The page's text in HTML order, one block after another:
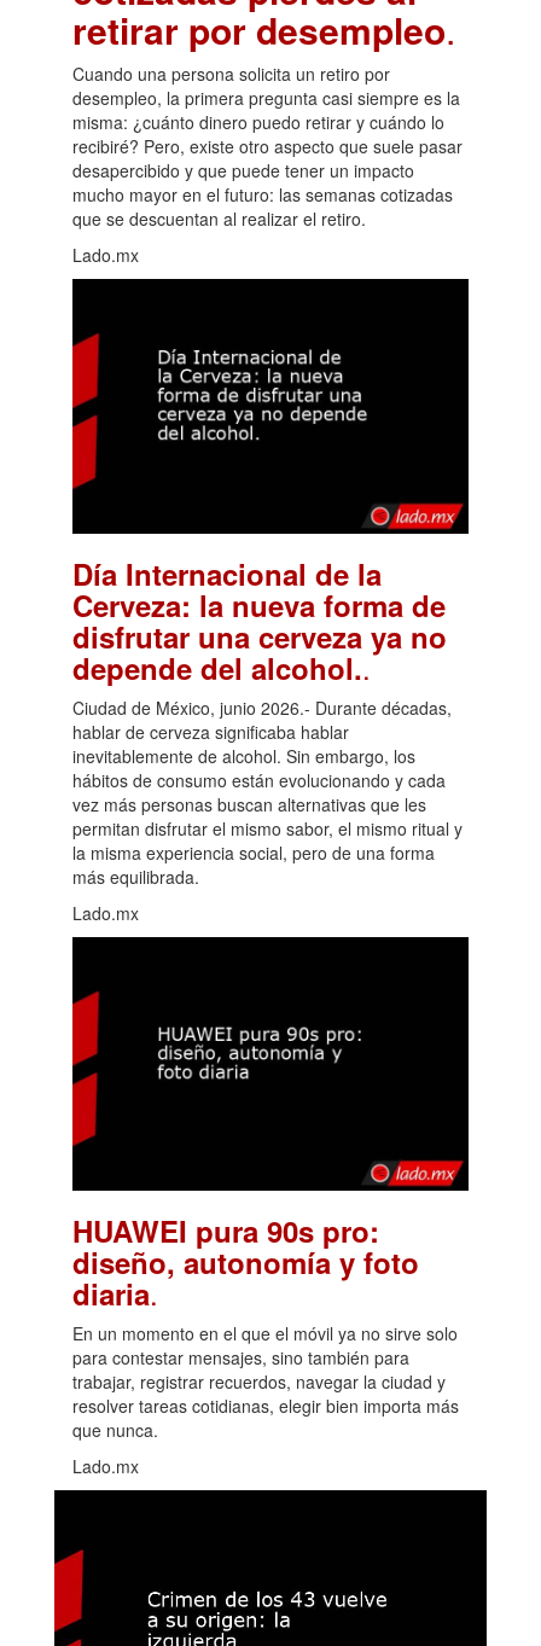
retirar por desempleo.
Cuando una persona solicita un retiro por
desempleo, la primera pregunta casi siempre es la
misma: ¿cuánto dinero puedo retirar y cuándo lo
recibiré? Pero, existe otro aspecto que suele pasar
desapercibido y que puede tener un impacto
mucho mayor en el futuro: las semanas cotizadas
que se descuentan al realizar el retiro.
Lado.mx
Día Internacional de la
Cerveza: la nueva forma de
disfrutar una cerveza ya no
depende del alcohol..
Ciudad de México, junio 2026.- Durante décadas,
hablar de cerveza significaba hablar
inevitablemente de alcohol. Sin embargo, los
hábitos de consumo están evolucionando y cada
vez más personas buscan alternativas que les
permitan disfrutar el mismo sabor, el mismo ritual y
la misma experiencia social, pero de una forma
más equilibrada.
Lado.mx
HUAWEI pura 90s pro:
diseño, autonomía y foto
diaria.
En un momento en el que el móvil ya no sirve solo
para contestar mensajes, sino también para
trabajar, registrar recuerdos, navegar la ciudad y
resolver tareas cotidianas, elegir bien importa más
que nunca.
Lado.mx